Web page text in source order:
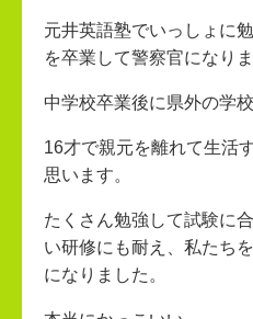
元井英語塾でいっしょに
を卒業して警察官になりま
中学校卒業後に県外の学
16才で親元を離れて生活
思います。
たくさん勉強して試験に
い研修にも耐え、私たち
になりました。